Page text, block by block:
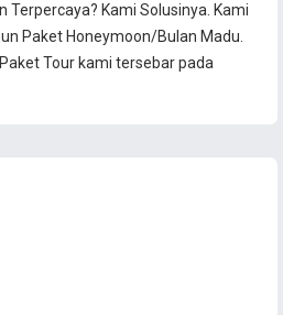
Terpercaya? Kami Solusinya. Kami
Paket Honeymoon/Bulan Madu.
Tour kami tersebar pada